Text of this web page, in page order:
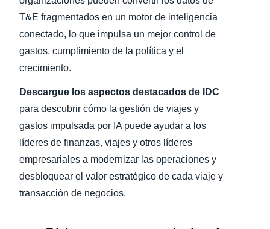
T&E fragmentados en un motor de inteligencia
conectado, lo que impulsa un mejor control de
gastos, cumplimiento de la política y el
crecimiento.
Descargue los aspectos destacados de IDC
para descubrir cómo la gestión de viajes y
gastos impulsada por IA puede ayudar a los
líderes de finanzas, viajes y otros líderes
empresariales a modernizar las operaciones y
desbloquear el valor estratégico de cada viaje y
transacción de negocios.